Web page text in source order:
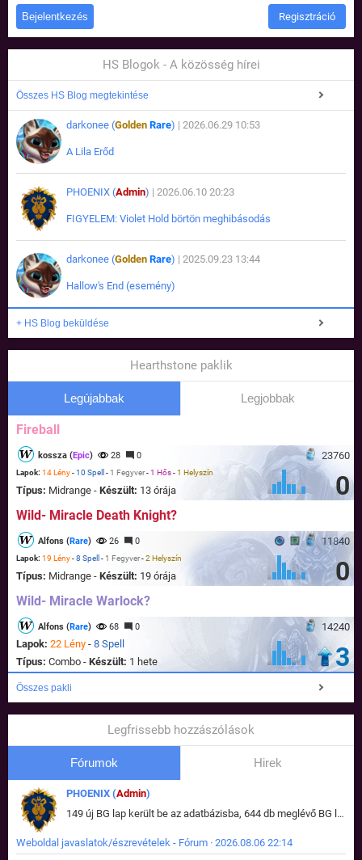
Regisztráció
HS Blogok - A közösség hírei
Összes HS Blog megtekintése
darkonee (Golden Rare) | 2026.06.29 10:53
A Lila Erőd
PHOENIX (Admin) | 2026.06.10 20:23
FIGYELEM: Violet Hold börtön meghibásodás
darkonee (Golden Rare) | 2025.09.23 13:44
Hallow's End (esemény)
+ HS Blog beküldése
Hearthstone paklik
Legújabbak Legjobbak
Fireball
23760
kossza (Epic) 28 0
Lapok: 14 Lény-10 Spell - 1 Fegyver-1 Hős-1 Helyszín
Típus: Midrange - Készült: 13 órája 0
Wild- Miracle Death Knight?
11840
Alfons (Rare) 26 0
Lapok: 19 Lény-8 Spell - 1 Fegyver-2 Helyszín
Típus: Midrange - Készült: 19 órája 0
Wild- Miracle Warlock?
14240
Alfons (Rare) 68 0
Lapok: 22 Lény - 8 Spell
Típus: Combo - Készült: 1 hete 3
Összes pakli
Legfrissebb hozzászólások
Fórumok Hirek
PHOENIX (Admin)
149 új BG lap került be az adatbázisba, 644 db meglévő BG lap módosult, bekerültek az új képek a megváltozott lapokhoz is.
Weboldal javaslatok/észrevételek - Fórum · 2026.08.06 22:14